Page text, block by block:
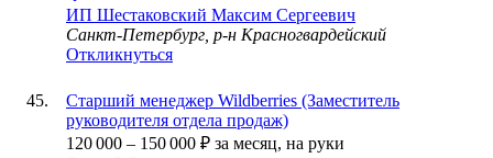
ИП Шестаковский Максим Сергеевич
Санкт-Петербург, р-н Красногвардейский
Откликнуться
Старший менеджер Wildberries (Заместитель
руководителя отдела продаж)
120 000 – 150 000 ₽ за месяц, на руки